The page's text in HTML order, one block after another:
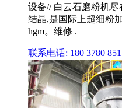
设备// 白云石磨粉机
结晶,是国际上超细粉
hgm。维修 .
联系电话: 180 3780